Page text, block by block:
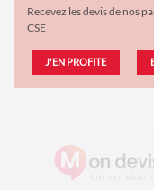
Recevez les devis de nos
CSE
J'EN PROFITE